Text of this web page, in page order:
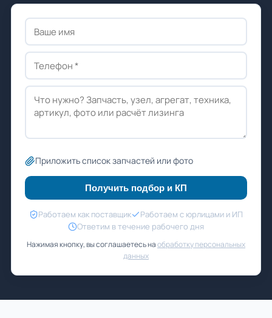
Приложить список запчастей или фото
Получить подбор и КП
Работаем как поставщик
Работаем с юрлицами и ИП
Ответим в течение рабочего дня
Нажимая кнопку, вы соглашаетесь наобработку персональных
данных